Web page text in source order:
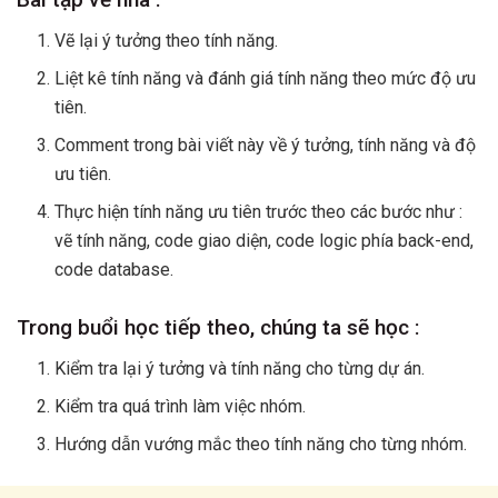
Vẽ lại ý tưởng theo tính năng.
Liệt kê tính năng và đánh giá tính năng theo mức độ ưu
tiên.
Comment trong bài viết này về ý tưởng, tính năng và độ
ưu tiên.
Thực hiện tính năng ưu tiên trước theo các bước như :
vẽ tính năng, code giao diện, code logic phía back-end,
code database.
Trong buổi học tiếp theo, chúng ta sẽ học :
Kiểm tra lại ý tưởng và tính năng cho từng dự án.
Kiểm tra quá trình làm việc nhóm.
Hướng dẫn vướng mắc theo tính năng cho từng nhóm.